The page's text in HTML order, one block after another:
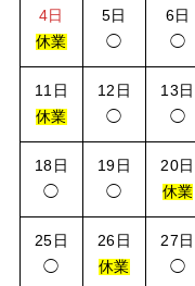
4日
休業
5日
◯
6日
◯
11日
休業
12日
◯
13日
◯
18日
◯
19日
◯
20日
休業
25日
◯
26日
休業
27日
◯